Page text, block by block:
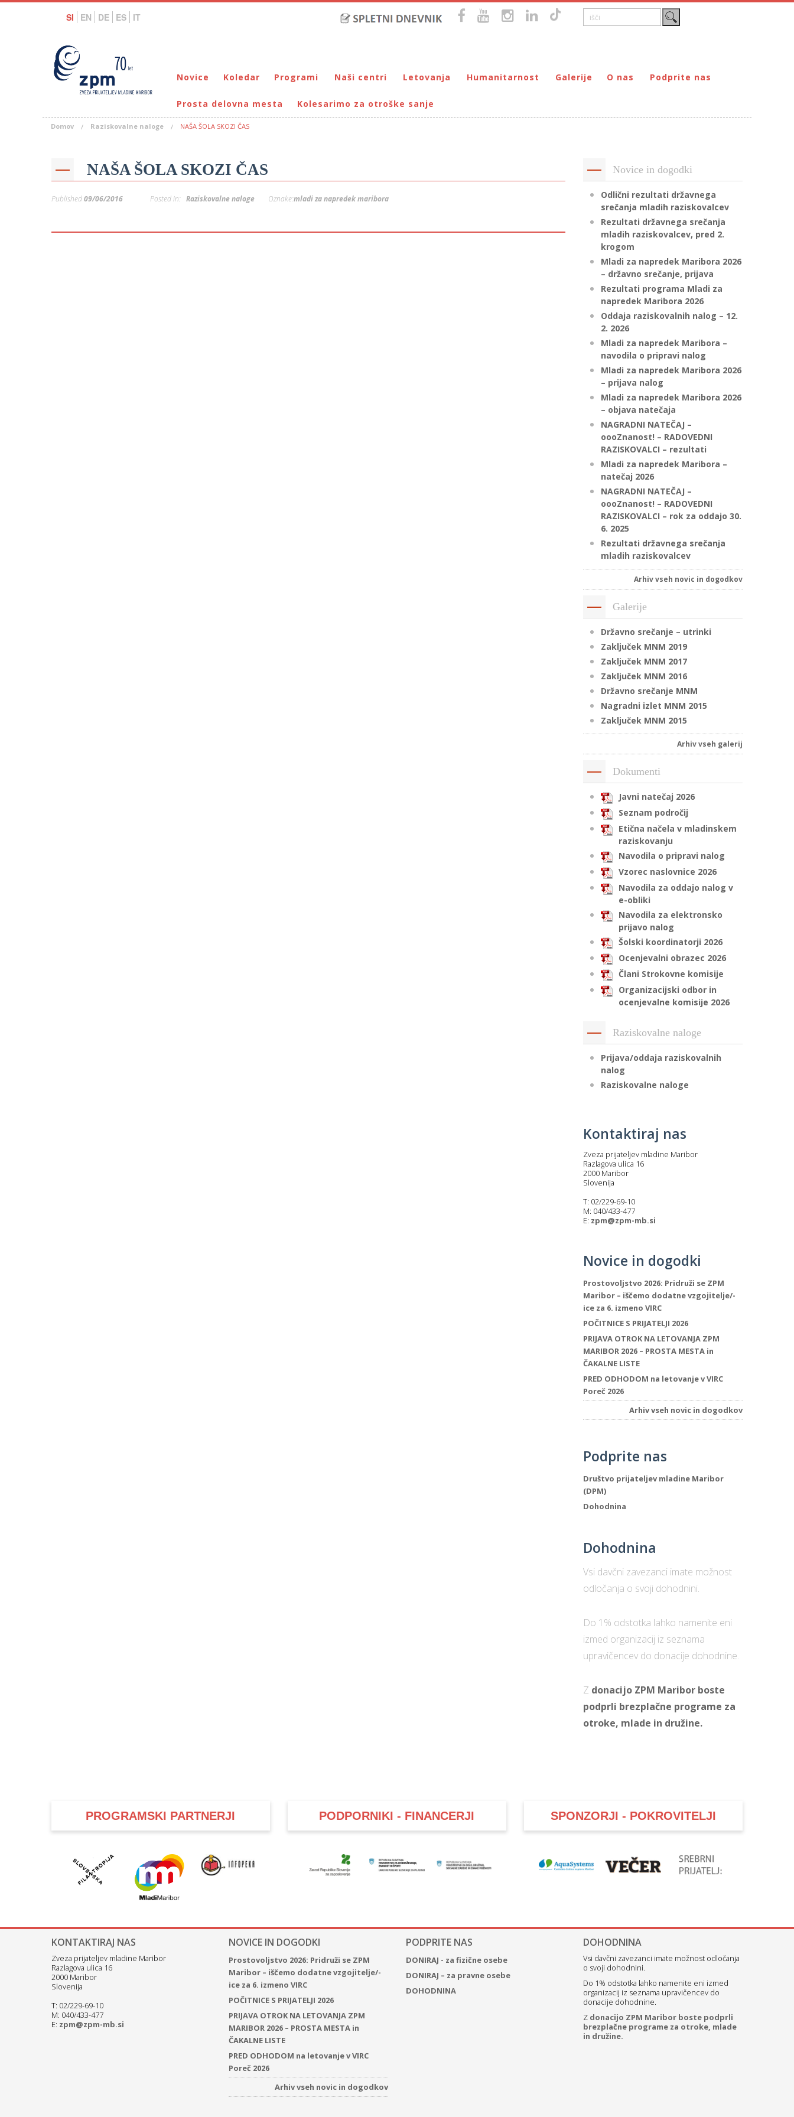
SI EN DE ES IT
Novice Koledar Programi
Bralna značka
Eko programi
Naši centri
DUM Maribor
VIRC Poreč
Letovanja
Letovanje – VIRC Poreč
Letovanje – DMZ na Pohorju
Humanitarnost
Dohodnina – Društvo prijateljev mladine Maribor
Galerije O nas
Poslanstvo
Partnerji
Transparentnost delovanja
Podprite nas
DONIRAJ – za pravne osebe
Prosta delovna mesta Kolesarimo za otroške sanje
Domov Raziskovalne naloge NAŠA ŠOLA SKOZI ČAS
NAŠA ŠOLA SKOZI ČAS
Published09/06/2016 Posted in: Raziskovalne naloge Oznake:mladi za napredek maribora
Novice in dogodki
Odlični rezultati državnega
srečanja mladih raziskovalcev
Rezultati državnega srečanja
mladih raziskovalcev, pred 2.
krogom
Mladi za napredek Maribora 2026
– državno srečanje, prijava
Rezultati programa Mladi za
napredek Maribora 2026
Oddaja raziskovalnih nalog – 12.
2. 2026
Mladi za napredek Maribora –
navodila o pripravi nalog
Mladi za napredek Maribora 2026
– prijava nalog
Mladi za napredek Maribora 2026
– objava natečaja
NAGRADNI NATEČAJ –
oooZnanost! – RADOVEDNI
RAZISKOVALCI – rezultati
Mladi za napredek Maribora –
natečaj 2026
NAGRADNI NATEČAJ –
oooZnanost! – RADOVEDNI
RAZISKOVALCI – rok za oddajo 30.
6. 2025
Rezultati državnega srečanja
mladih raziskovalcev
Arhiv vseh novic in dogodkov
Galerije
Državno srečanje – utrinki
Zaključek MNM 2019
Zaključek MNM 2017
Zaključek MNM 2016
Državno srečanje MNM
Nagradni izlet MNM 2015
Zaključek MNM 2015
Arhiv vseh galerij
Dokumenti
Javni natečaj 2026
Seznam področij
Etična načela v mladinskem
raziskovanju
Navodila o pripravi nalog
Vzorec naslovnice 2026
Navodila za oddajo nalog v
e-obliki
Navodila za elektronsko
prijavo nalog
Šolski koordinatorji 2026
Ocenjevalni obrazec 2026
Člani Strokovne komisije
Organizacijski odbor in
ocenjevalne komisije 2026
Raziskovalne naloge
Prijava/oddaja raziskovalnih
nalog
Raziskovalne naloge
Kontaktiraj nas
Zveza prijateljev mladine Maribor
Razlagova ulica 16
2000 Maribor
Slovenija
T: 02/229-69-10
M: 040/433-477
E: zpm@zpm-mb.si
Novice in dogodki
Prostovoljstvo 2026: Pridruži se ZPM
Maribor – iščemo dodatne vzgojitelje/-
ice za 6. izmeno VIRC
POČITNICE S PRIJATELJI 2026
PRIJAVA OTROK NA LETOVANJA ZPM
MARIBOR 2026 – PROSTA MESTA in
ČAKALNE LISTE
PRED ODHODOM na letovanje v VIRC
Poreč 2026
Arhiv vseh novic in dogodkov
Podprite nas
Društvo prijateljev mladine Maribor
(DPM)
Dohodnina
Dohodnina
Vsi davčni zavezanci imate možnost
odločanja o svoji dohodnini.
Do 1% odstotka lahko namenite eni
izmed organizacij iz seznama
upravičencev do donacije dohodnine.
Z donacijo ZPM Maribor boste
podprli brezplačne programe za
otroke, mlade in družine.
PROGRAMSKI PARTNERJI PODPORNIKI - FINANCERJI SPONZORJI - POKROVITELJI
KONTAKTIRAJ NAS
Zveza prijateljev mladine Maribor
Razlagova ulica 16
2000 Maribor
Slovenija
T: 02/229-69-10
M: 040/433-477
E: zpm@zpm-mb.si
NOVICE IN DOGODKI
Prostovoljstvo 2026: Pridruži se ZPM
Maribor – iščemo dodatne vzgojitelje/-
ice za 6. izmeno VIRC
POČITNICE S PRIJATELJI 2026
PRIJAVA OTROK NA LETOVANJA ZPM
MARIBOR 2026 – PROSTA MESTA in
ČAKALNE LISTE
PRED ODHODOM na letovanje v VIRC
Poreč 2026
Arhiv vseh novic in dogodkov
PODPRITE NAS
DONIRAJ - za fizične osebe
DONIRAJ – za pravne osebe
DOHODNINA
DOHODNINA
Vsi davčni zavezanci imate možnost odločanja
o svoji dohodnini.
Do 1% odstotka lahko namenite eni izmed
organizacij iz seznama upravičencev do
donacije dohodnine.
Z donacijo ZPM Maribor boste podprli
brezplačne programe za otroke, mlade
in družine.